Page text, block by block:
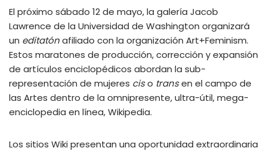
El próximo sábado 12 de mayo, la galería Jacob
Lawrence de la Universidad de Washington organizará
un editatónafiliado con la organización Art+Feminism.
Estos maratones de producción, corrección y expansión
de artículos enciclopédicos abordan la sub-
representación de mujeres ciso transen el campo de
las Artes dentro de la omnipresente, ultra-útil, mega-
enciclopedia en línea, Wikipedia.
Los sitios Wiki presentan una oportunidad extraordinaria